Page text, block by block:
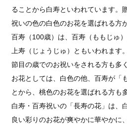
ることから白寿といわれています。
祝いの色の白色のお花を選ばれる方
百寿（100歳）は、百寿（ももじゅ
上寿（じょうじゅ）ともいわれます
節目の歳でのお祝いをされる方も多
お花としては、白色の他、百寿が「
とから、桃色のお花を選ばれる方も
白寿・百寿祝いの「長寿の花」は、
良い彩りのお花が爽やかに華やかに